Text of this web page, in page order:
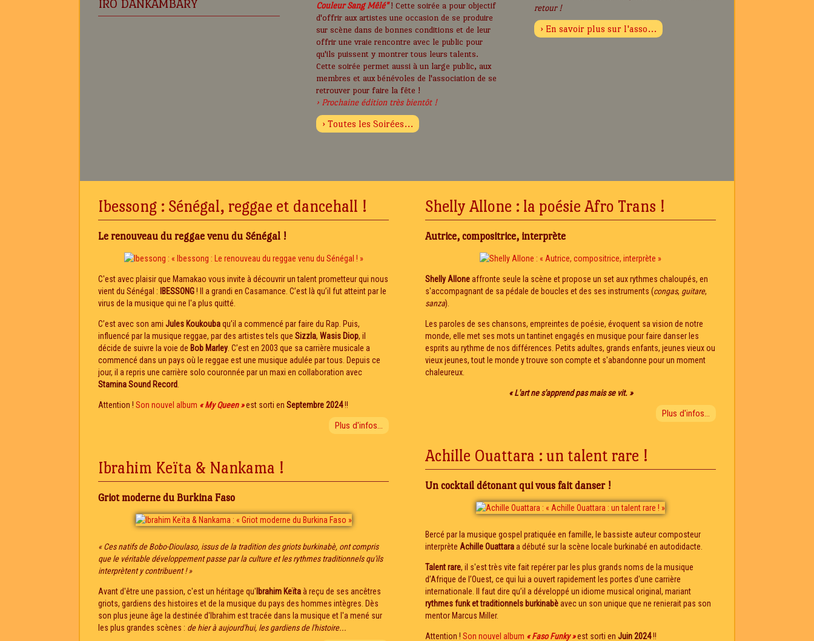
IRO DANKAMBARY
Couleur Sang Mêlé"! Cette soirée a pour objectif
d'offrir aux artistes une occasion de se produire
sur scène dans de bonnes conditions et de leur
offrir une vraie rencontre avec le public pour
qu'ils puissent y montrer tous leurs talents.
Cette soirée permet aussi à un large public, aux
membres et aux bénévoles de l'association de se
retrouver pour faire la fête !
› Prochaine édition très bientôt !
› Toutes les Soirées...
retour !
› En savoir plus sur l'asso...
Ibessong : Sénégal, reggae et dancehall !
Le renouveau du reggae venu du Sénégal !
C'est avec plaisir que Mamakao vous invite à découvrir un talent prometteur qui nous
vient du Sénégal : IBESSONG! Il a grandi en Casamance. C’est là qu’il fut atteint par le
virus de la musique qui ne l'a plus quitté.
C’est avec son ami Jules Koukoubaqu’il a commencé par faire du Rap. Puis,
influencé par la musique reggae, par des artistes tels que Sizzla, Wasis Diop, il
décide de suivre la voie de Bob Marley . C’est en 2003 que sa carrière musicale a
commencé dans un pays où le reggae est une musique adulée par tous. Depuis ce
jour, il a repris une carrière solo couronnée par un maxi en collaboration avec
Stamina Sound Record
Attention ! Son nouvel album « My Queen »est sorti en Septembre 2024!!
Plus d'infos...
Ibrahim Keïta & Nankama !
Griot moderne du Burkina Faso
« Ces natifs de Bobo-Dioulaso, issus de la tradition des griots burkinabè, ont compris
que le véritable développement passe par la culture et les rythmes traditionnels qu'ils
interprètent y contribuent ! »
Avant d'être une passion, c'est un héritage qu' Ibrahim Keïtaà reçu de ses ancêtres
griots, gardiens des histoires et de la musique du pays des hommes intègres. Dès
son plus jeune âge la destinée d'Ibrahim est tracée dans la musique et l'a mené sur
les plus grandes scènes : de hier à aujourd'hui, les gardiens de l'histoire...
Shelly Allone : la poésie Afro Trans !
Autrice, compositrice, interprète
Shelly Alloneaffronte seule la scène et propose un set aux rythmes chaloupés, en
s'accompagnant de sa pédale de boucles et des ses instruments (congas, guitare,
sanza).
Les paroles de ses chansons, empreintes de poésie, évoquent sa vision de notre
monde, elle met ses mots un tantinet engagés en musique pour faire danser les
esprits au rythme de nos différences. Petits adultes, grands enfants, jeunes vieux ou
vieux jeunes, tout le monde y trouve son compte et s'abandonne pour un moment
chaleureux.
« L'art ne s'apprend pas mais se vit. »
Plus d'infos...
Achille Ouattara : un talent rare !
Un cocktail détonant qui vous fait danser !
Bercé par la musique gospel pratiquée en famille, le bassiste auteur composteur
interprète Achille Ouattaraa débuté sur la scène locale burkinabé en autodidacte.
Talent rare, il s'est très vite fait repérer par les plus grands noms de la musique
d’Afrique de l’Ouest, ce qui lui a ouvert rapidement les portes d'une carrière
internationale. Il faut dire qu’il a développé un idiome musical original, mariant
rythmes funk et traditionnels burkinabèavec un son unique que ne renierait pas son
mentor Marcus Miller.
Attention ! Son nouvel album « Faso Funky »est sorti en Juin 2024!!